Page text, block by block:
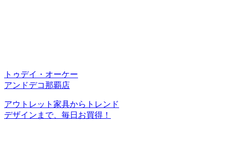
トゥデイ・オーケー
アンドデコ那覇店
アウトレット家具からトレンド
デザインまで、毎日お買得！